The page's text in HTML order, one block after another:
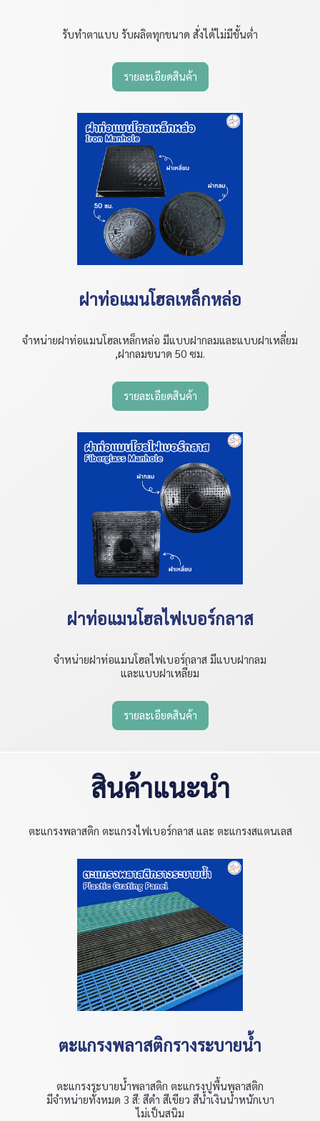
รับทำตาแบบ รับผลิตทุกขนาด สั่งได้ไม่มีขั้นต่ำ
รายละเอียดสินค้า
ฝาท่อแมนโฮลเหล็กหล่อ
จำหน่ายฝาท่อแมนโฮลเหล็กหล่อ มีแบบฝากลมและแบบฝาเหลี่ยม
,ฝากลมขนาด 50 ซม.
รายละเอียดสินค้า
ฝาท่อแมนโฮลไฟเบอร์กลาส
จำหน่ายฝาท่อแมนโฮลไฟเบอร์กลาส มีแบบฝากลม
และแบบฝาเหลี่ยม
รายละเอียดสินค้า
สินค้าแนะนำ
ตะแกรงพลาสติก ตะแกรงไฟเบอร์กลาส และ ตะแกรงสแตนเลส
ตะแกรงพลาสติกรางระบายน้ำ
ตะแกรงระบายน้ำพลาสติก ตะแกรงปูพื้นพลาสติก
มีจำหน่ายทั้งหมด 3 สี: สีดำ สีเขียว สีน้ำเงินน้ำหนักเบา
ไม่เป็นสนิม